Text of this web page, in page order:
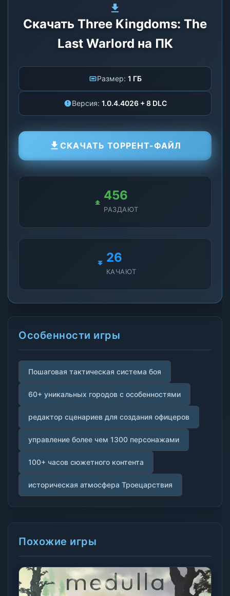
Скачать Three Kingdoms: The
Last Warlord на ПК
Размер: 1 ГБ
Версия: 1.0.4.4026 + 8 DLC
СКАЧАТЬ ТОРРЕНТ-ФАЙЛ
456
РАЗДАЮТ
26
КАЧАЮТ
Особенности игры
Пошаговая тактическая система боя
60+ уникальных городов с особенностями
редактор сценариев для создания офицеров
управление более чем 1300 персонажами
100+ часов сюжетного контента
историческая атмосфера Троецарствия
Похожие игры